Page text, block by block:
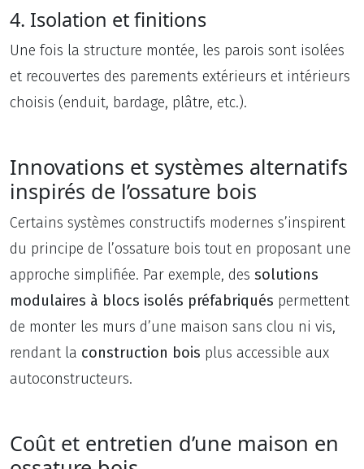
4. Isolation et finitions
Une fois la structure montée, les parois sont isolées
et recouvertes des parements extérieurs et intérieurs
choisis (enduit, bardage, plâtre, etc.).
Innovations et systèmes alternatifs
inspirés de l’ossature bois
Certains systèmes constructifs modernes s’inspirent
du principe de l’ossature bois tout en proposant une
approche simplifiée. Par exemple, des solutions
modulaires à blocs isolés préfabriqués permettent
de monter les murs d’une maison sans clou ni vis,
rendant la construction bois plus accessible aux
autoconstructeurs.
Coût et entretien d’une maison en